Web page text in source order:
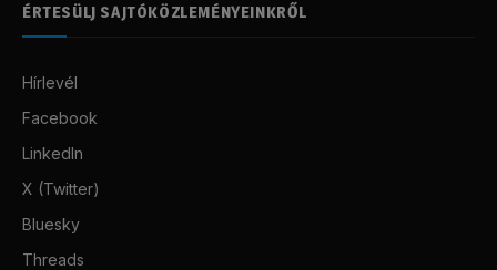
ÉRTESÜLJ SAJTÓKÖZLEMÉNYEINKRŐL
Hírlevél
Facebook
LinkedIn
X (Twitter)
Bluesky
Threads